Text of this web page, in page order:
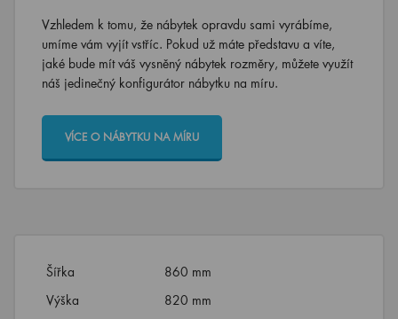
Vzhledem k tomu, že nábytek opravdu sami vyrábíme,
umíme vám vyjít vstříc. Pokud už máte představu a víte,
jaké bude mít váš vysněný nábytek rozměry, můžete využít
náš jedinečný konfigurátor nábytku na míru.
VÍCE O NÁBYTKU NA MÍRU
Šířka
860 mm
Výška
820 mm